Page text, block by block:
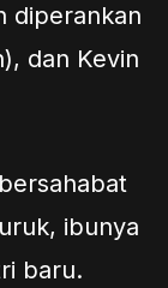
diperankan
dan Kevin
ibunya
baru.